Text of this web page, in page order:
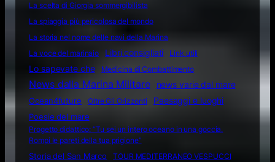
La scelta di Giorgia sommergibilista
La spiaggia più pericolosa del mondo
La storia nel nome delle navi della Marina
La voce del marinaio
Libri consigliati Link utili
Lo sapevate che Medicina di Combattimento
News dalla Marina Militare
news varie dal mare
Ocean4future
Oltre Gli Orizzonti
Paesaggi e luoghi
Poesie del mare
Progetto didattico: “Tu sei un intero oceano in una goccia.
Rompi le pareti della tua prigione”
Storia del San Marco
TOUR MEDITERRANEO VESPUCCI